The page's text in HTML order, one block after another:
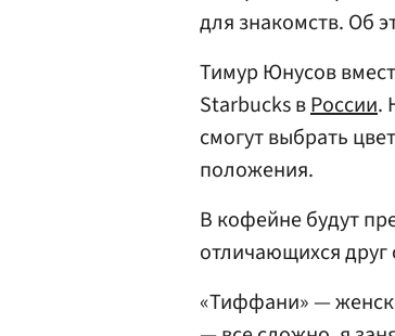
для знакомств. Об
Тимур Юнусов
Starbucks вРоссии.
смогут выбрать
положения.
В кофейне будут
отличающихся друг
«Тиффани» —